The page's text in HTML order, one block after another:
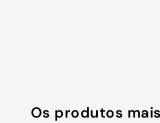
Os produtos